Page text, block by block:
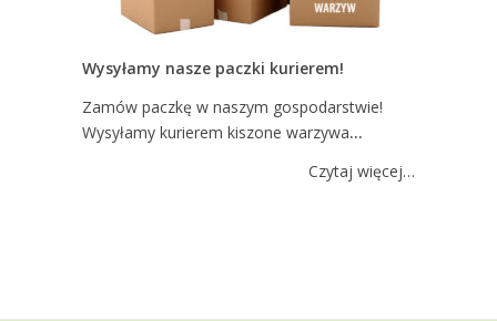
Wysyłamy nasze paczki kurierem!
Zamów paczkę w naszym gospodarstwie!
Wysyłamy kurierem kiszone warzywa…
Czytaj więcej…